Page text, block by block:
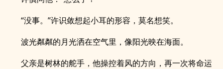
“没事。”许识敛想起小耳的形容，莫名想笑。
波光粼粼的月光洒在空气里，像阳光映在海面。
父亲是树林的舵手，他操控着风的方向，再一次将命运